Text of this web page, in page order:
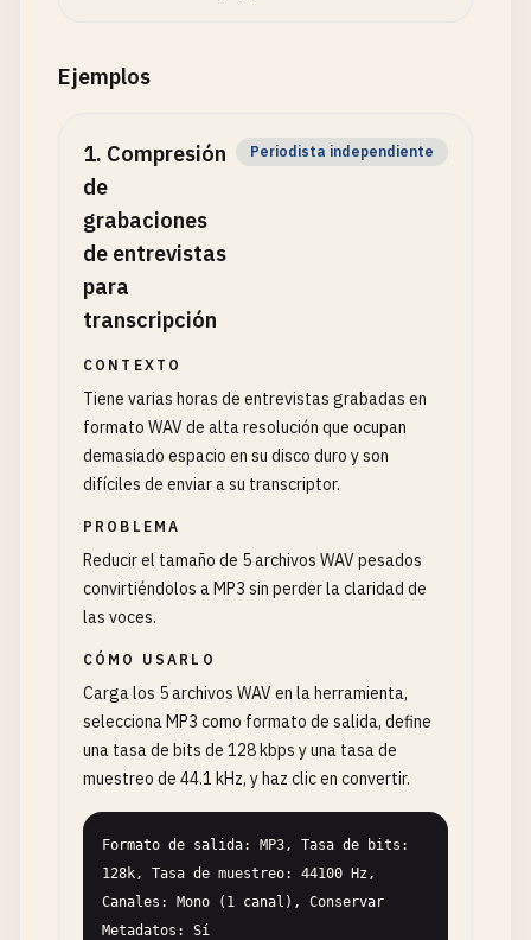
Ejemplos
1. Compresión
de
grabaciones
de entrevistas
para
transcripción
Periodista independiente
CONTEXTO
Tiene varias horas de entrevistas grabadas en
formato WAV de alta resolución que ocupan
demasiado espacio en su disco duro y son
difíciles de enviar a su transcriptor.
PROBLEMA
Reducir el tamaño de 5 archivos WAV pesados
convirtiéndolos a MP3 sin perder la claridad de
las voces.
CÓMO USARLO
Carga los 5 archivos WAV en la herramienta,
selecciona MP3 como formato de salida, define
una tasa de bits de 128 kbps y una tasa de
muestreo de 44.1 kHz, y haz clic en convertir.
Formato de salida: MP3, Tasa de bits:
128k, Tasa de muestreo: 44100 Hz,
Canales: Mono (1 canal), Conservar
Metadatos: Sí